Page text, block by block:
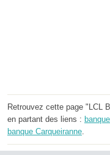
Retrouvez cette page "LCL
en partant des liens :
banque Carqueiranne